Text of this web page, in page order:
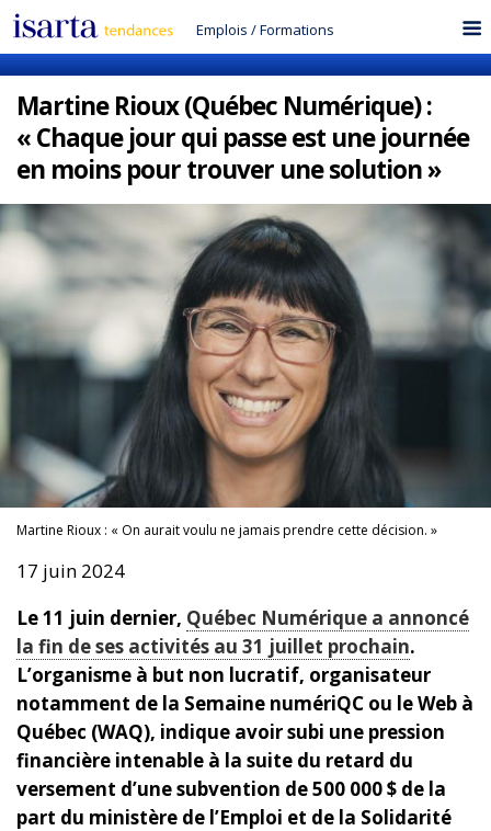
Emplois /Formations
Martine Rioux (Québec Numérique) :
« Chaque jour qui passe est une journée
en moins pour trouver une solution »
Martine Rioux : « On aurait voulu ne jamais prendre cette décision. »
17 juin 2024
Le 11 juin dernier, Québec Numérique a annoncé
la fin de ses activités au 31 juillet prochain.
L’organisme à but non lucratif, organisateur
notamment de la Semaine numériQC ou le Web à
Québec (WAQ), indique avoir subi une pression
financière intenable à la suite du retard du
versement d’une subvention de 500 000 $ de la
part du ministère de l’Emploi et de la Solidarité